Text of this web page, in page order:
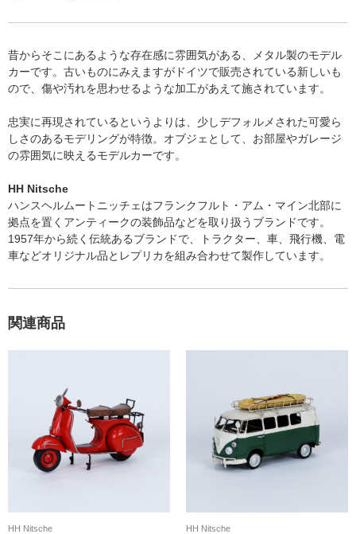
昔からそこにあるような存在感に雰囲気がある、メタル製のモデル
カーです。古いものにみえますがドイツで販売されている新しいも
ので、傷や汚れを思わせるような加工があえて施されています。
忠実に再現されているというよりは、少しデフォルメされた可愛ら
しさのあるモデリングが特徴。オブジェとして、お部屋やガレージ
の雰囲気に映えるモデルカーです。
HH Nitsche
ハンスヘルムートニッチェはフランクフルト・アム・マイン北部に
拠点を置くアンティークの装飾品などを取り扱うブランドです。
1957年から続く伝統あるブランドで、トラクター、車、飛行機、電
車などオリジナル品とレプリカを組み合わせて製作しています。
関連商品
HH Nitsche HH Nitsche